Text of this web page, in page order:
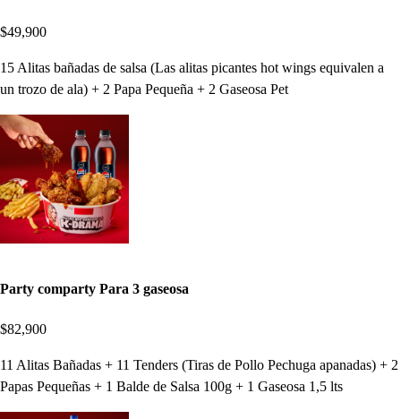
$49,900
15 Alitas bañadas de salsa (Las alitas picantes hot wings equivalen a
un trozo de ala) + 2 Papa Pequeña + 2 Gaseosa Pet
Party comparty Para 3 gaseosa
$82,900
11 Alitas Bañadas + 11 Tenders (Tiras de Pollo Pechuga apanadas) + 2
Papas Pequeñas + 1 Balde de Salsa 100g + 1 Gaseosa 1,5 lts